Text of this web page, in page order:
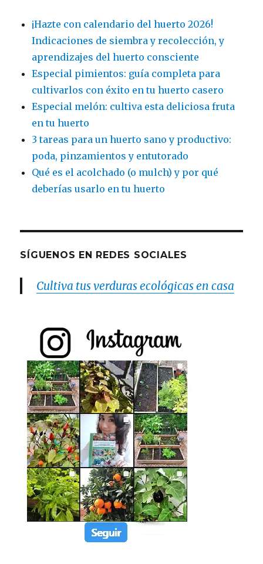
¡Hazte con calendario del huerto 2026!
Indicaciones de siembra y recolección, y
aprendizajes del huerto consciente
Especial pimientos: guía completa para
cultivarlos con éxito en tu huerto casero
Especial melón: cultiva esta deliciosa fruta
en tu huerto
3 tareas para un huerto sano y productivo:
poda, pinzamientos y entutorado
Qué es el acolchado (o mulch) y por qué
deberías usarlo en tu huerto
SÍGUENOS EN REDES SOCIALES
Cultiva tus verduras ecológicas en casa